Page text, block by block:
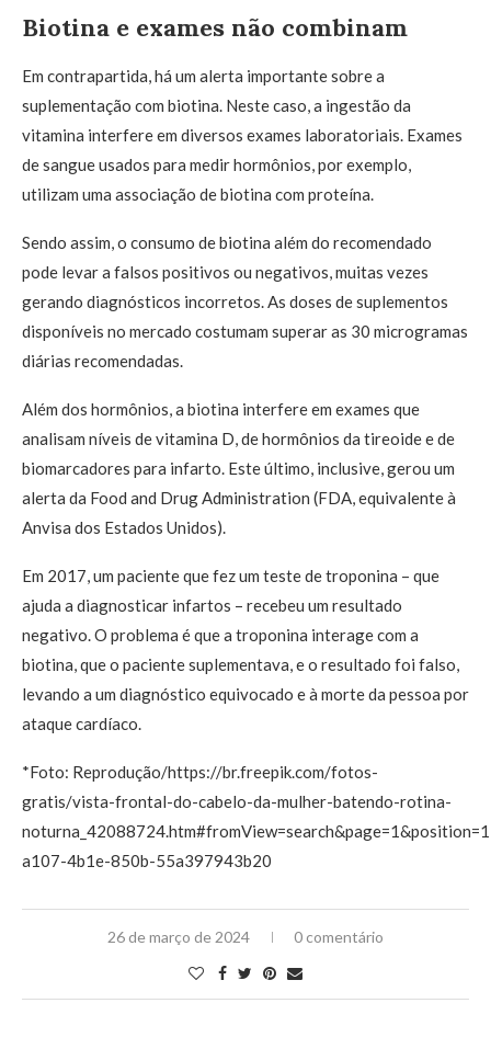
Biotina e exames não combinam
Em contrapartida, há um alerta importante sobre a
suplementação com biotina. Neste caso, a ingestão da
vitamina interfere em diversos exames laboratoriais. Exames
de sangue usados para medir hormônios, por exemplo,
utilizam uma associação de biotina com proteína.
Sendo assim, o consumo de biotina além do recomendado
pode levar a falsos positivos ou negativos, muitas vezes
gerando diagnósticos incorretos. As doses de suplementos
disponíveis no mercado costumam superar as 30 microgramas
diárias recomendadas.
Além dos hormônios, a biotina interfere em exames que
analisam níveis de vitamina D, de hormônios da tireoide e de
biomarcadores para infarto. Este último, inclusive, gerou um
alerta da Food and Drug Administration (FDA, equivalente à
Anvisa dos Estados Unidos).
Em 2017, um paciente que fez um teste de troponina – que
ajuda a diagnosticar infartos – recebeu um resultado
negativo. O problema é que a troponina interage com a
biotina, que o paciente suplementava, e o resultado foi falso,
levando a um diagnóstico equivocado e à morte da pessoa por
ataque cardíaco.
*Foto: Reprodução/https://br.freepik.com/fotos-
gratis/vista-frontal-do-cabelo-da-mulher-batendo-rotina-
a107-4b1e-850b-55a397943b20
26 de março de 2024 0 comentário